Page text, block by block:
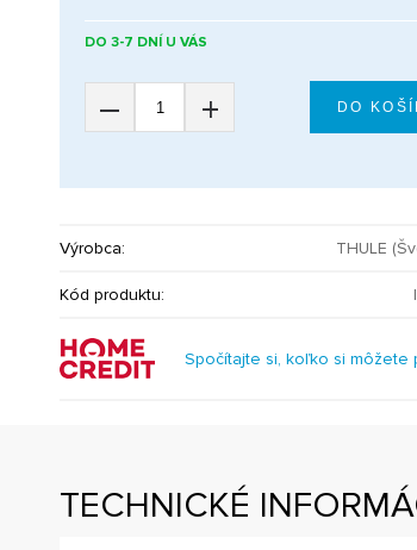
DO 3-7 DNÍ U VÁS
– +
Výrobca: THULE
Kód produktu:
Spočítajte si, koľko si môžete
TECHNICKÉ